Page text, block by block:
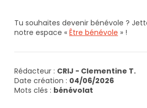
Tu souhaites devenir bénévole ?
notre espace « Être bénévole » !
Rédacteur : CRIJ - Clementine T.
Date création : 04/06/2026
Mots clés : bénévolat